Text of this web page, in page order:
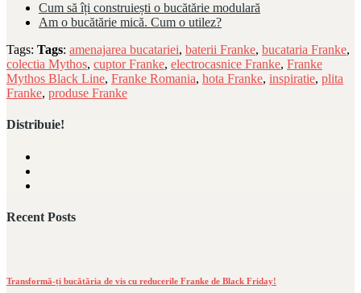
Cum să îți construiești o bucătărie modulară
Am o bucătărie mică. Cum o utilez?
Tags: Tags: amenajarea bucatariei, baterii Franke, bucataria Franke,
colectia Mythos, cuptor Franke, electrocasnice Franke, Franke
Mythos Black Line, Franke Romania, hota Franke, inspiratie, plita
Franke, produse Franke
Distribuie!
Recent Posts
Transformă-ți bucătăria de vis cu reducerile Franke de Black Friday!